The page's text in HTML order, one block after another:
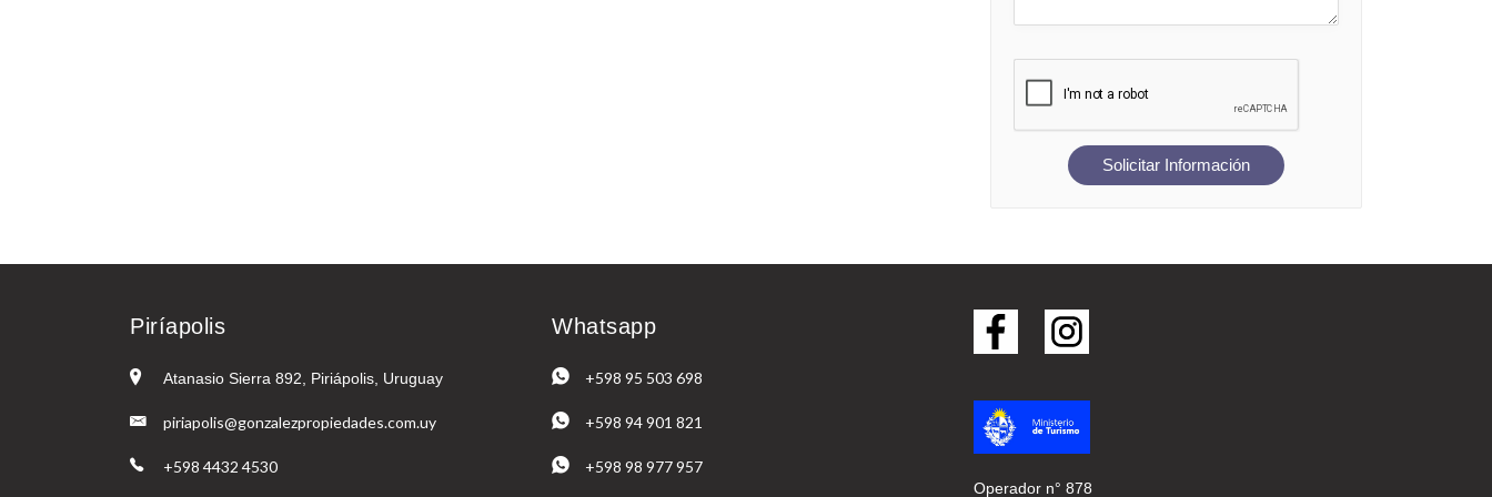
Solicitar Información
Piríapolis
Atanasio Sierra 892, Piriápolis, Uruguay
piriapolis@gonzalezpropiedades.com.uy
+598 4432 4530
Whatsapp
+598 95 503 698
+598 94 901 821
+598 98 977 957
Operador n° 878